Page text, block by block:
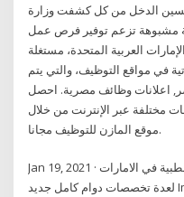
الدخل من كل كشفت وزارة
مشبوهة تزعم توفير فرص عمل
العربية المتحدة، مستغلة
في مواقع التوظيف، والتي يتم
اعلانات وظائف مصرية. احصل
عبر الإنترنت من خلال
موقع المازن للتوظيف مجانا.
Jan 19, 2021 · فرص عمل في شركة امداد للاعمال الطبية في الامارات
لعدة تخصصات دوام كامل جديد Imdad تاريخ النشر: نُشرت في